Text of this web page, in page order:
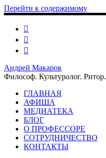
Перейти к содержимому
Андрей Макаров
Философ. Культуролог. Ритор.
ГЛАВНАЯ
АФИША
МЕДИАТЕКА
БЛОГ
О ПРОФЕССОРЕ
СОТРУДНИЧЕСТВО
КОНТАКТЫ